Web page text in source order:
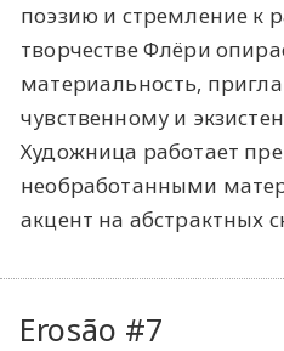
поэзию и стремление к
творчестве Флёри
материальность,
чувственному и
Художница работает
необработанными
акцент на абстрактных
Erosão #7